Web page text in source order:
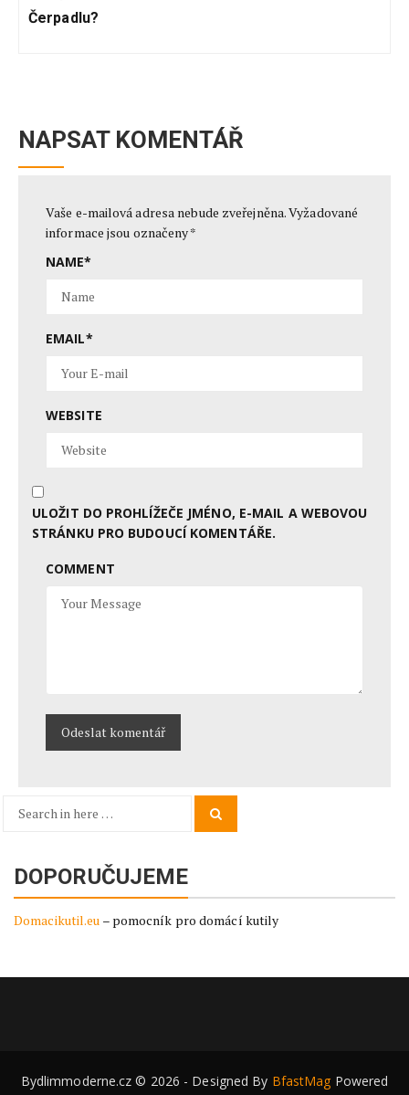
Čerpadlu?
NAPSAT KOMENTÁŘ
Vaše e-mailová adresa nebude zveřejněna.Vyžadované
informace jsou označeny*
NAME*
EMAIL*
WEBSITE
ULOŽIT DO PROHLÍŽEČE JMÉNO, E-MAIL A WEBOVOU
STRÁNKU PRO BUDOUCÍ KOMENTÁŘE.
COMMENT
Search
DOPORUČUJEME
Domacikutil.eu – pomocník pro domácí kutily
Bydlimmoderne.cz © 2026 - Designed By BfastMag Powered